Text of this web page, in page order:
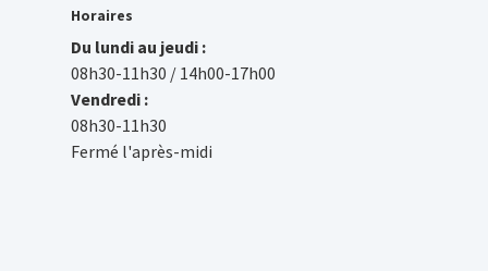
Horaires
Du lundi au jeudi :
08h30-11h30 / 14h00-17h00
Vendredi :
08h30-11h30
Fermé l'après-midi